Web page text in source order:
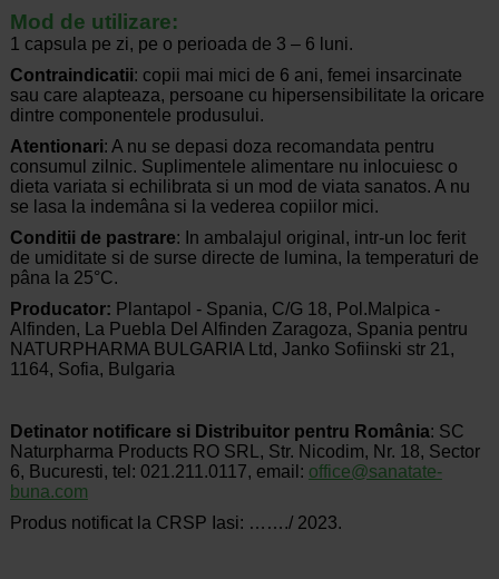
Mod de utilizare:
1 capsula pe zi, pe o perioada de 3 – 6 luni.
Contraindicatii: copii mai mici de 6 ani, femei insarcinate
sau care alapteaza, persoane cu hipersensibilitate la oricare
dintre componentele produsului.
Atentionari: A nu se depasi doza recomandata pentru
consumul zilnic. Suplimentele alimentare nu inlocuiesc o
dieta variata si echilibrata si un mod de viata sanatos. A nu
se lasa la indemâna si la vederea copiilor mici.
Conditii de pastrare: In ambalajul original, intr-un loc ferit
de umiditate si de surse directe de lumina, la temperaturi de
pâna la 25°C.
Producator: Plantapol - Spania, C/G 18, Pol.Malpica -
Alfinden, La Puebla Del Alfinden Zaragoza, Spania pentru
NATURPHARMA BULGARIA Ltd, Janko Sofiinski str 21,
1164, Sofia, Bulgaria
Detinator notificare si Distribuitor pentru România: SC
Naturpharma Products RO SRL, Str. Nicodim, Nr. 18, Sector
6, Bucuresti, tel: 021.211.0117, email: office@sanatate-
buna.com
Produs notificat la CRSP Iasi: ……./ 2023.